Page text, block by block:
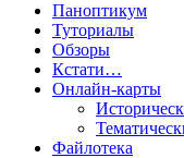
Паноптикум
Туториалы
Обзоры
Кстати…
Онлайн-карты
Файлотека